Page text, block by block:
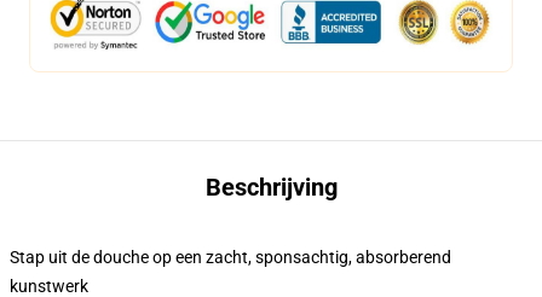
Beschrijving
Stap uit de douche op een zacht, sponsachtig, absorberend
kunstwerk